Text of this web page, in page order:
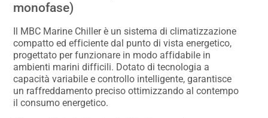
monofase)
Il MBC Marine Chiller è un sistema di climatizzazione
compatto ed efficiente dal punto di vista energetico,
progettato per funzionare in modo affidabile in
ambienti marini difficili. Dotato di tecnologia a
capacità variabile e controllo intelligente, garantisce
un raffreddamento preciso ottimizzando al contempo
il consumo energetico.